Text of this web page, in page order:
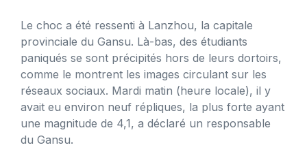
Le choc a été ressenti à Lanzhou, la capitale
provinciale du Gansu. Là-bas, des étudiants
paniqués se sont précipités hors de leurs dortoirs,
comme le montrent les images circulant sur les
réseaux sociaux. Mardi matin (heure locale), il y
avait eu environ neuf répliques, la plus forte ayant
une magnitude de 4,1, a déclaré un responsable
du Gansu.